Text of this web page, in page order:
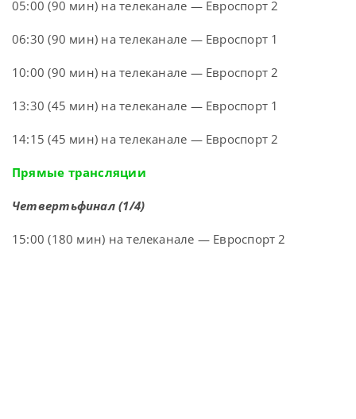
05:00 (90 мин) на телеканале — Евроспорт 2
06:30 (90 мин) на телеканале — Евроспорт 1
10:00 (90 мин) на телеканале — Евроспорт 2
13:30 (45 мин) на телеканале — Евроспорт 1
14:15 (45 мин) на телеканале — Евроспорт 2
Прямые трансляции
Четвертьфинал (1/4)
15:00 (180 мин) на телеканале — Евроспорт 2